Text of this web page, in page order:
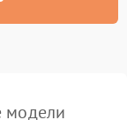
модели